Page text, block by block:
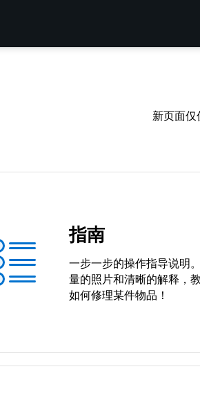
新页面仅
指南
一步一步的操作指导说明
量的照片和清晰的解释，
如何修理某件物品！